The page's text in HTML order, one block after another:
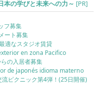
本の学びと未来への力～ [PR]
フ募集
ート募集
適なスタジオ賃貸
en zona Pacifico
の入居者募集
de japonés idioma materno
ピクニック第4弾！(25日開催)